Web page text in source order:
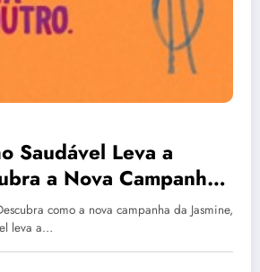
Saudável Leva a
a Nova Campanha
como a nova campanha da Jasmine,
leva a…